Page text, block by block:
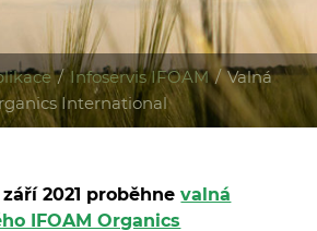
/ Infoservis IFOAM / Valná
International
září 2021 proběhnevalná
IFOAM Organics